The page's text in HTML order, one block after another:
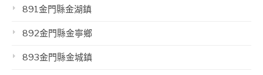
891金門縣金湖鎮
892金門縣金寧鄉
893金門縣金城鎮